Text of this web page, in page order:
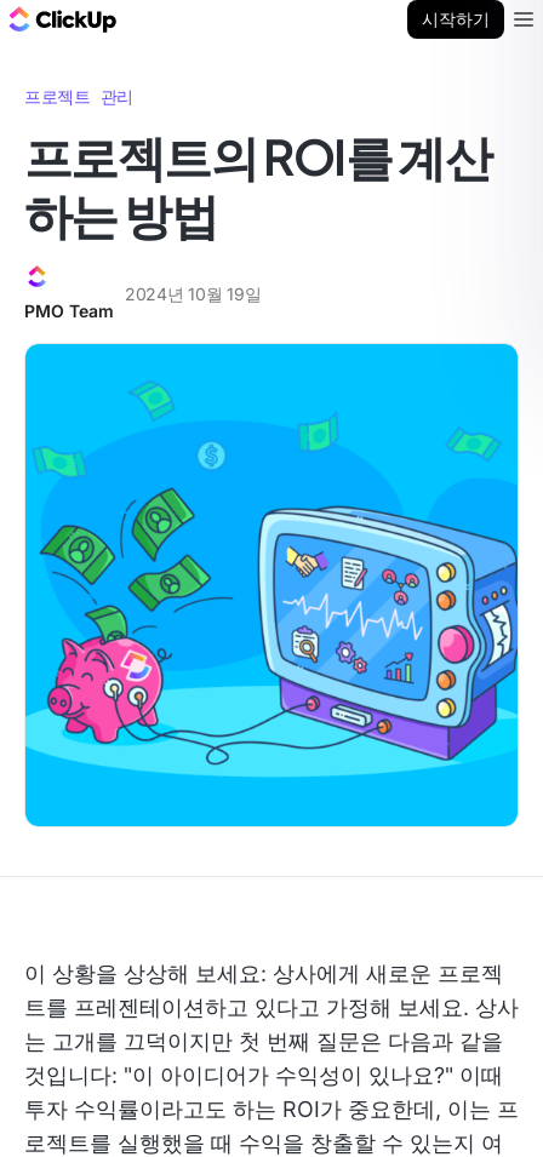
시작하기
프로젝트 관리
프로젝트의 ROI를 계산
하는 방법
PMO Team
2024년 10월 19일
이 상황을 상상해 보세요: 상사에게 새로운 프로젝
트를 프레젠테이션하고 있다고 가정해 보세요. 상사
는 고개를 끄덕이지만 첫 번째 질문은 다음과 같을
것입니다: "이 아이디어가 수익성이 있나요?" 이때
투자 수익률이라고도 하는 ROI가 중요한데, 이는 프
로젝트를 실행했을 때 수익을 창출할 수 있는지 여